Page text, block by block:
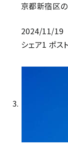
京都新宿区
2024/11/19
シェア1 ポス